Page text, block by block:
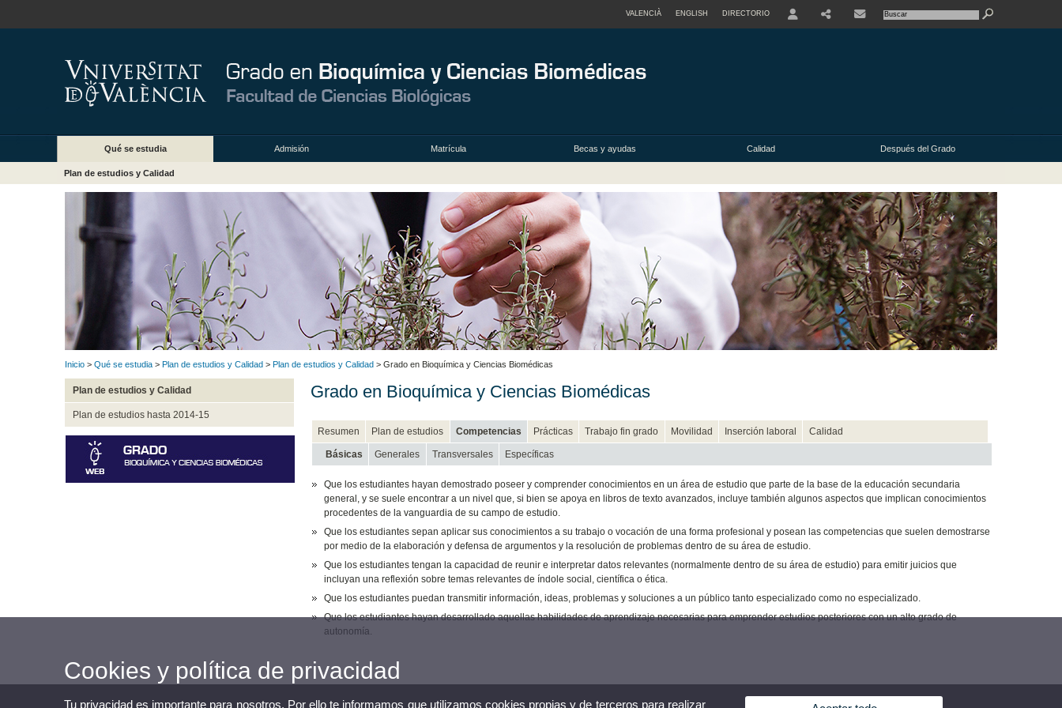
VALENCIÀ ENGLISH DIRECTORIO
Qué se estudia Admisión Matrícula Becas y ayudas Calidad Después del Grado
Plan de estudios y Calidad
Inicio > Qué se estudia > Plan de estudios y Calidad > Plan de estudios y Calidad > Grado en Bioquímica y Ciencias Biomédicas
Plan de estudios y Calidad
Plan de estudios hasta 2014-15
Grado en Bioquímica y Ciencias Biomédicas
Resumen Plan de estudios Competencias Prácticas Trabajo fin grado Movilidad Inserción laboral Calidad
Básicas Generales Transversales Específicas
Que los estudiantes hayan demostrado poseer y comprender conocimientos en un área de estudio que parte de la base de la educación secundaria
general, y se suele encontrar a un nivel que, si bien se apoya en libros de texto avanzados, incluye también algunos aspectos que implican conocimientos
procedentes de la vanguardia de su campo de estudio.
Que los estudiantes sepan aplicar sus conocimientos a su trabajo o vocación de una forma profesional y posean las competencias que suelen demostrarse
por medio de la elaboración y defensa de argumentos y la resolución de problemas dentro de su área de estudio.
Que los estudiantes tengan la capacidad de reunir e interpretar datos relevantes (normalmente dentro de su área de estudio) para emitir juicios que
incluyan una reflexión sobre temas relevantes de índole social, científica o ética.
Que los estudiantes puedan transmitir información, ideas, problemas y soluciones a un público tanto especializado como no especializado.
Que los estudiantes hayan desarrollado aquellas habilidades de aprendizaje necesarias para emprender estudios posteriores con un alto grado de
autonomía.
Cookies y política de privacidad
Tu privacidad es importante para nosotros. Por ello te informamos que utilizamos cookies propias y de terceros para realizar